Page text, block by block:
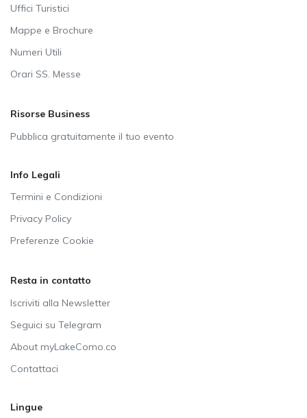
Uffici Turistici
Mappe e Brochure
Numeri Utili
Orari SS. Messe
Risorse Business
Pubblica gratuitamente il tuo evento
Info Legali
Termini e Condizioni
Privacy Policy
Preferenze Cookie
Resta in contatto
Iscriviti alla Newsletter
Seguici su Telegram
About myLakeComo.co
Contattaci
Lingue